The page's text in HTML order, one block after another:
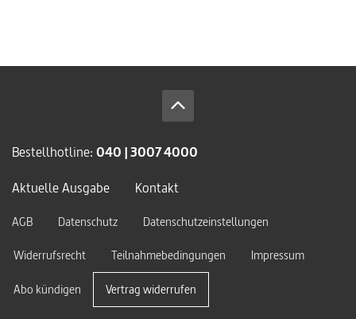
Bestellhotline: 040 | 3007 4000
Aktuelle Ausgabe
Kontakt
AGB Datenschutz
Datenschutzeinstellungen
Widerrufsrecht
Teilnahmebedingungen Impressum
Abo kündigen Vertrag widerrufen